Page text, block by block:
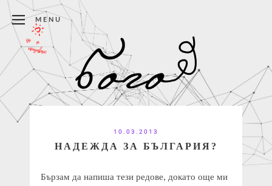
MENU
10.03.2013
НАДЕЖДА ЗА БЪЛГАРИЯ?
Бързам да напиша тези редове, докато още ми